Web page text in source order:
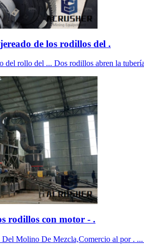
de los rodillos del .
del rollo del ... Dos rodillos abren la
rodillos con motor - .
Molino De Mezcla,Comercio al por .